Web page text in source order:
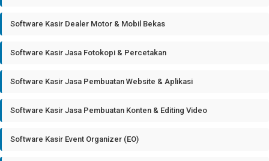
Software Kasir Dealer Motor & Mobil Bekas
Software Kasir Jasa Fotokopi & Percetakan
Software Kasir Jasa Pembuatan Website & Aplikasi
Software Kasir Jasa Pembuatan Konten & Editing Video
Software Kasir Event Organizer (EO)